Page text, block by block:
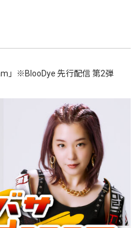
」※BlooDye 先行配信 第2弾